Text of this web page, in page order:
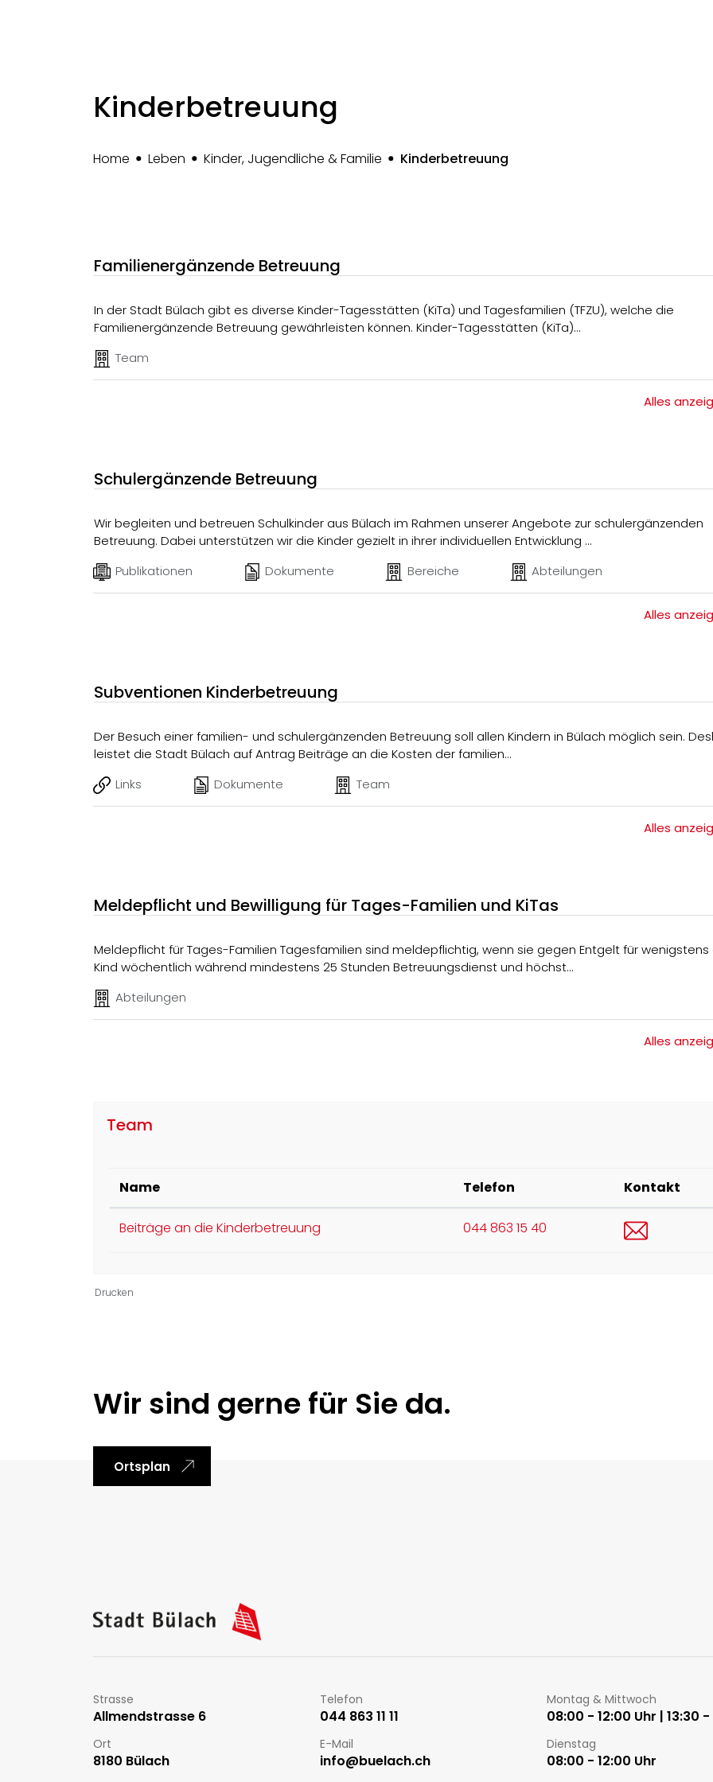
Kinderbetreuung
Home Leben Kinder, Jugendliche & Familie Kinderbetreuung
Familienergänzende Betreuung
In der Stadt Bülach gibt es diverse Kinder-Tagesstätten (KiTa) und Tagesfamilien (TFZU), welche die
Familienergänzende Betreuung gewährleisten können. Kinder-Tagesstätten (KiTa)…
Team
Alles
Schulergänzende Betreuung
Wir begleiten und betreuen Schulkinder aus Bülach im Rahmen unserer Angebote zur schulergänzenden
Betreuung. Dabei unterstützen wir die Kinder gezielt in ihrer individuellen Entwicklung …
Publikationen
Dokumente Bereiche Abteilungen
Alles
Subventionen Kinderbetreuung
Der Besuch einer familien- und schulergänzenden Betreuung soll allen Kindern in Bülach möglich sein.
leistet die Stadt Bülach auf Antrag Beiträge an die Kosten der familien…
Links
Dokumente Team
Alles
Meldepflicht und Bewilligung für Tages-Familien und KiTas
Meldepflicht für Tages-Familien Tagesfamilien sind meldepflichtig, wenn sie gegen Entgelt für wenigstens ein
Kind wöchentlich während mindestens 25 Stunden Betreuungsdienst und höchst…
Abteilungen
Alles
Team
Name Telefon Kontakt
Beiträge an die Kinderbetreuung 044 863 15 40
Drucken
Wir sind gerne für Sie da.
Ortsplan
Kontakt
Strasse
Allmendstrasse 6
Ort
8180 Bülach
Telefon
044 863 11 11
E-Mail
info@buelach.ch
Öffnungszeiten
Montag & Mittwoch
08:00 - 12:00 Uhr | 13:30 -
Dienstag
08:00 - 12:00 Uhr